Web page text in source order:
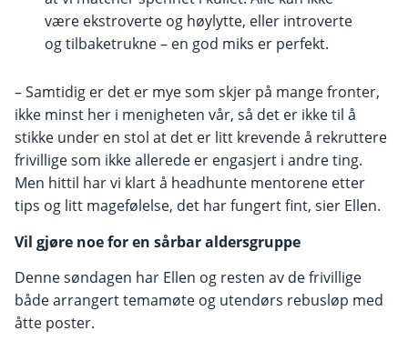
være ekstroverte og høylytte, eller introverte
og tilbaketrukne – en god miks er perfekt.
– Samtidig er det er mye som skjer på mange fronter,
ikke minst her i menigheten vår, så det er ikke til å
stikke under en stol at det er litt krevende å rekruttere
frivillige som ikke allerede er engasjert i andre ting.
Men hittil har vi klart å headhunte mentorene etter
tips og litt magefølelse, det har fungert fint, sier Ellen.
Vil gjøre noe for en sårbar aldersgruppe
Denne søndagen har Ellen og resten av de frivillige
både arrangert temamøte og utendørs rebusløp med
åtte poster.